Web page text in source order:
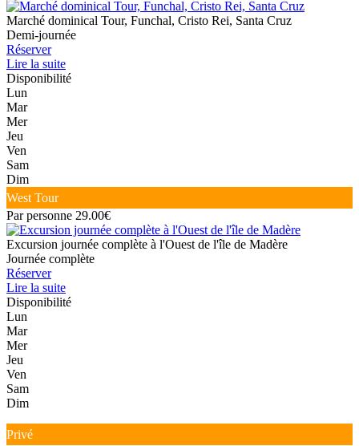
Marché dominical Tour, Funchal, Cristo Rei, Santa Cruz
Demi-journée
Réserver
Lire la suite
Disponibilité
Lun
Mar
Mer
Jeu
Ven
Sam
Dim
West Tour
Par personne 29.00€
Excursion journée complète à l'Ouest de l'île de Madère
Journée complète
Réserver
Lire la suite
Disponibilité
Lun
Mar
Mer
Jeu
Ven
Sam
Dim
Privé